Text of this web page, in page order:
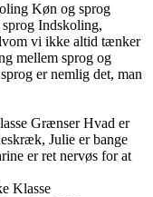
Køn og sprog
Indskoling,
vi ikke altid tænker
mellem sprog og
er nemlig det, man
Grænser Hvad er
Julie er bange
er ret nervøs for at
Klasse